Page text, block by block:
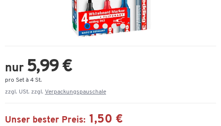
nur 5,99 €
pro Set à 4 St.
zzgl. USt. zzgl. Verpackungspauschale
Unser bester Preis: 1,50 €